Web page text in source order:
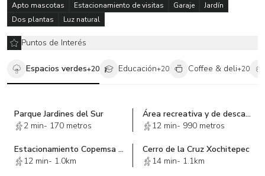
Apto mascotas
Estacionamiento de visitas Garaje
Jardín
Dos plantas
Luz natural
Puntos de Interés
Espacios verdes+20 Educación+20 Coffee & deli+20
Parque Jardines del Sur
2 min- 170 metros
Área recreativa y de descanso el crucero
12 min- 990 metros
Estacionamiento Copemsa (Sanborns Xochimilco)
12 min- 1.0km
Cerro de la Cruz Xochitepec
14 min- 1.1km